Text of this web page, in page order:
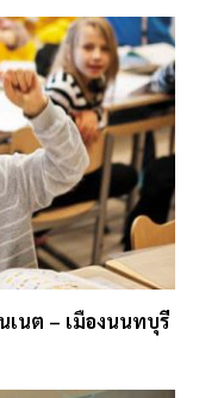
เนต – เมืองนนทบุรี